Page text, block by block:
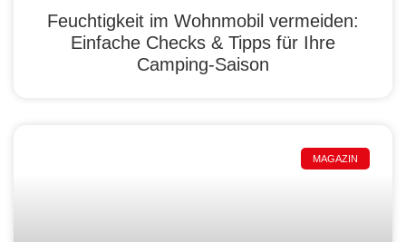
Feuchtigkeit im Wohnmobil vermeiden:
Einfache Checks & Tipps für Ihre
Camping-Saison
MAGAZIN